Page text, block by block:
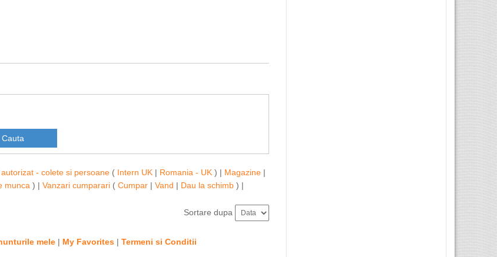
- colete si persoane ( Intern UK | Romania - UK ) | Magazine |
munca ) | Vanzari cumparari ( Cumpar | Vand | Dau la schimb ) |
Sortare dupa
mele| My Favorites| Termeni si Conditii